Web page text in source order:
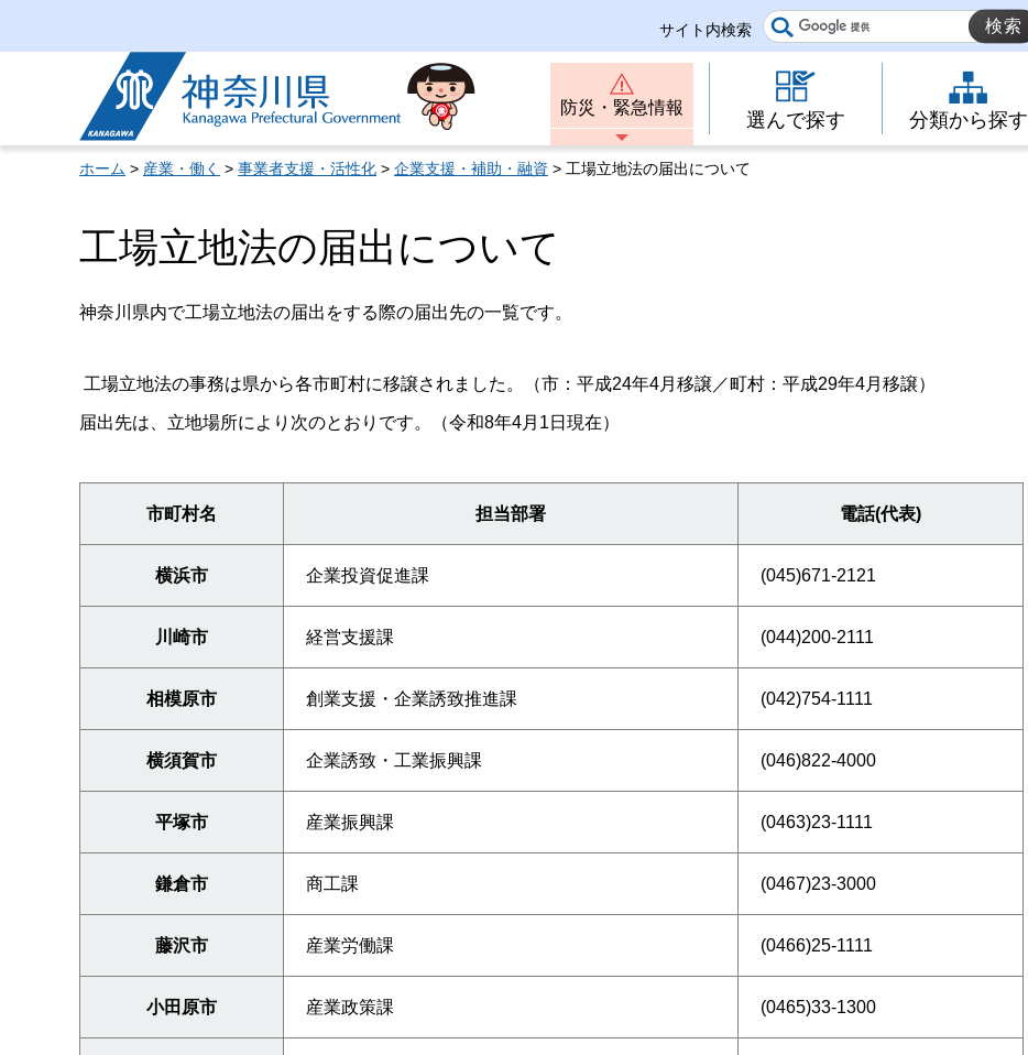
サイト内検索
神奈川県
防災・緊急情報
選んで探す 分類から探す
ホーム > 産業・働く > 事業者支援・活性化 > 企業支援・補助・融資 > 工場立地法の届出について
工場立地法の届出について
神奈川県内で工場立地法の届出をする際の届出先の一覧です。
工場立地法の事務は県から各市町村に移譲されました。（市：平成24年4月移譲／町村：平成29年4月移譲）
届出先は、立地場所により次のとおりです。（令和8年4月1日現在）
市町村名 担当部署 電話(代表)
横浜市 企業投資促進課 (045)671-2121
川崎市 経営支援課 (044)200-2111
相模原市 創業支援・企業誘致推進課 (042)754-1111
横須賀市 企業誘致・工業振興課 (046)822-4000
平塚市 産業振興課 (0463)23-1111
鎌倉市 商工課 (0467)23-3000
藤沢市 産業労働課 (0466)25-1111
小田原市 産業政策課 (0465)33-1300